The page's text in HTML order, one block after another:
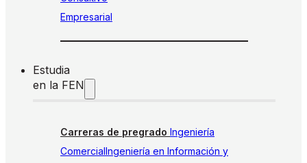
Empresarial
Estudia
en la FEN
Carreras de pregrado Ingeniería
ComercialIngeniería en Información y